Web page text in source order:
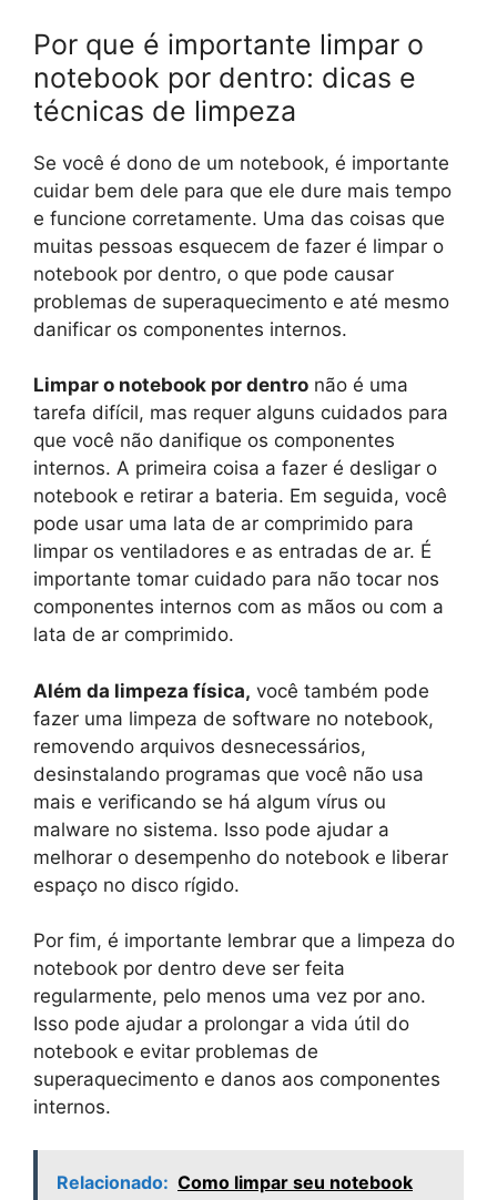
Por que é importante limpar o
notebook por dentro: dicas e
técnicas de limpeza
Se você é dono de um notebook, é importante
cuidar bem dele para que ele dure mais tempo
e funcione corretamente. Uma das coisas que
muitas pessoas esquecem de fazer é limpar o
notebook por dentro, o que pode causar
problemas de superaquecimento e até mesmo
danificar os componentes internos.
Limpar o notebook por dentro não é uma
tarefa difícil, mas requer alguns cuidados para
que você não danifique os componentes
internos. A primeira coisa a fazer é desligar o
notebook e retirar a bateria. Em seguida, você
pode usar uma lata de ar comprimido para
limpar os ventiladores e as entradas de ar. É
importante tomar cuidado para não tocar nos
componentes internos com as mãos ou com a
lata de ar comprimido.
Além da limpeza física, você também pode
fazer uma limpeza de software no notebook,
removendo arquivos desnecessários,
desinstalando programas que você não usa
mais e verificando se há algum vírus ou
malware no sistema. Isso pode ajudar a
melhorar o desempenho do notebook e liberar
espaço no disco rígido.
Por fim, é importante lembrar que a limpeza do
notebook por dentro deve ser feita
regularmente, pelo menos uma vez por ano.
Isso pode ajudar a prolongar a vida útil do
notebook e evitar problemas de
superaquecimento e danos aos componentes
internos.
Relacionado: Como limpar seu notebook